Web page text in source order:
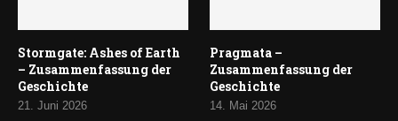
Stormgate: Ashes of Earth
– Zusammenfassung der
Geschichte
21. Juni 2026
Pragmata –
Zusammenfassung der
Geschichte
14. Mai 2026